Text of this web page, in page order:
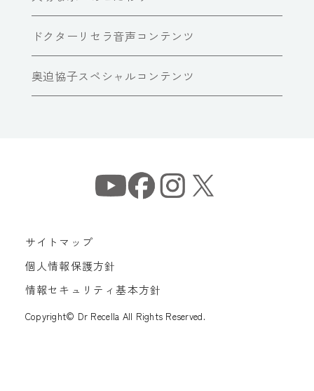
ドクターリセラ音声コンテンツ
奥迫協子スペシャルコンテンツ
サイトマップ
個人情報保護方針
情報セキュリティ基本方針
Copyright© Dr Recella All Rights Reserved.